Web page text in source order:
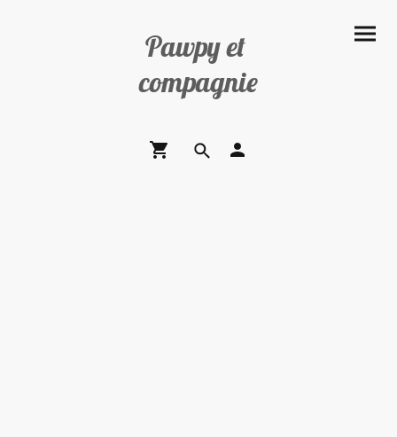
Pawpy et
compagnie